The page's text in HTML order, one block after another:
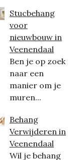
Stucbehang
voor
nieuwbouw in
Veenendaal
Ben je op zoek
naar een
manier om je
muren...
Behang
Verwijderen in
Veenendaal
Wil je behang